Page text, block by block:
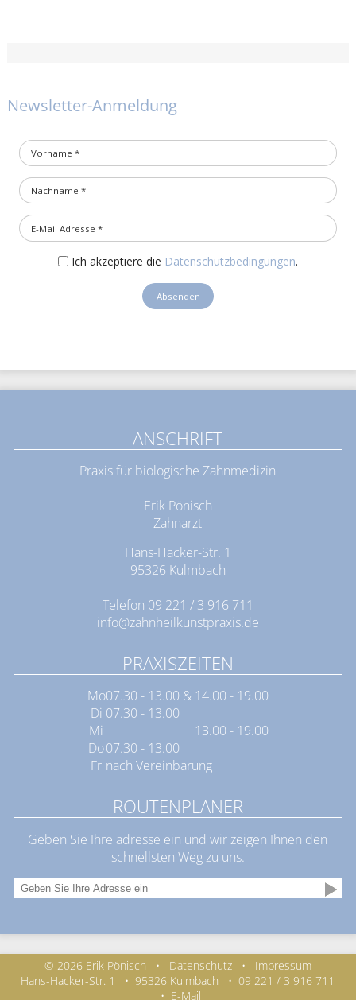
Newsletter-Anmeldung
ANSCHRIFT
Praxis für biologische Zahnmedizin
Erik Pönisch
Zahnarzt
Hans-Hacker-Str. 1
95326 Kulmbach
Telefon 09 221 / 3 916 711
info@zahnheilkunstpraxis.de
PRAXISZEITEN
Mo
Di
Mi
Do
Fr
07.30 - 13.00 & 14.00 - 19.00
07.30 - 13.00
13.00 - 19.00
07.30 - 13.00
nach Vereinbarung
ROUTENPLANER
Geben Sie Ihre adresse ein und wir zeigen Ihnen den
schnellsten Weg zu uns.
© 2026 Erik Pönisch • Datenschutz •
Impressum
Hans-Hacker-Str. 1
• 95326 Kulmbach • 09 221 / 3 916 711
• E-Mail